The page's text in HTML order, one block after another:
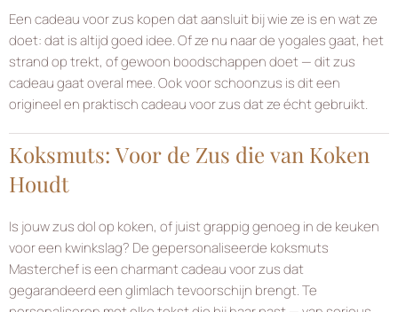
Een cadeau voor zus kopen dat aansluit bij wie ze is en wat ze
doet: dat is altijd goed idee. Of ze nu naar de yogales gaat, het
strand op trekt, of gewoon boodschappen doet — dit zus
cadeau gaat overal mee. Ook voor schoonzus is dit een
origineel en praktisch cadeau voor zus dat ze écht gebruikt.
Koksmuts: Voor de Zus die van Koken
Houdt
Is jouw zus dol op koken, of juist grappig genoeg in de keuken
voor een kwinkslag? De gepersonaliseerde koksmuts
Masterchef is een charmant cadeau voor zus dat
gegarandeerd een glimlach tevoorschijn brengt. Te